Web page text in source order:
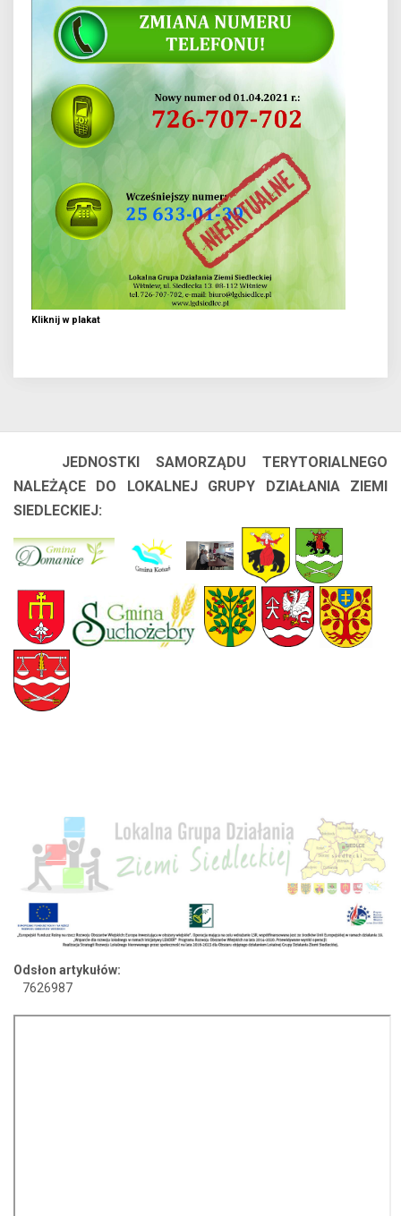
Kliknij w plakat
JEDNOSTKI SAMORZĄDU TERYTORIALNEGO
NALEŻĄCE DO LOKALNEJ GRUPY DZIAŁANIA ZIEMI
SIEDLECKIEJ:
Odsłon artykułów:
7626987